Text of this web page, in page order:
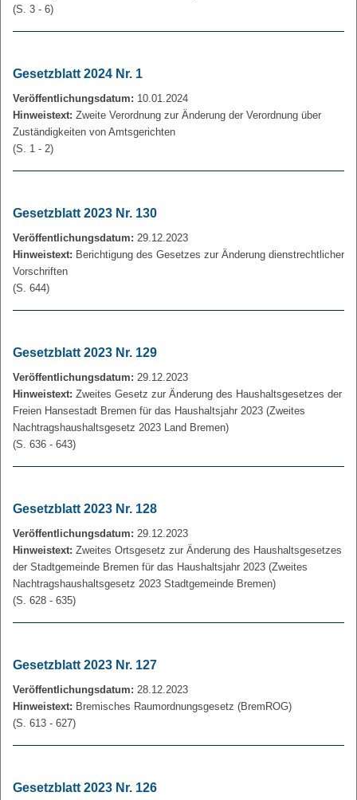
(S. 3 - 6)
Gesetzblatt 2024 Nr. 1
Veröffentlichungsdatum: 10.01.2024
Hinweistext: Zweite Verordnung zur Änderung der Verordnung über
Zuständigkeiten von Amtsgerichten
(S. 1 - 2)
Gesetzblatt 2023 Nr. 130
Veröffentlichungsdatum: 29.12.2023
Hinweistext: Berichtigung des Gesetzes zur Änderung dienstrechtlicher
Vorschriften
(S. 644)
Gesetzblatt 2023 Nr. 129
Veröffentlichungsdatum: 29.12.2023
Hinweistext: Zweites Gesetz zur Änderung des Haushaltsgesetzes der
Freien Hansestadt Bremen für das Haushaltsjahr 2023 (Zweites
Nachtragshaushaltsgesetz 2023 Land Bremen)
(S. 636 - 643)
Gesetzblatt 2023 Nr. 128
Veröffentlichungsdatum: 29.12.2023
Hinweistext: Zweites Ortsgesetz zur Änderung des Haushaltsgesetzes
der Stadtgemeinde Bremen für das Haushaltsjahr 2023 (Zweites
Nachtragshaushaltsgesetz 2023 Stadtgemeinde Bremen)
(S. 628 - 635)
Gesetzblatt 2023 Nr. 127
Veröffentlichungsdatum: 28.12.2023
Hinweistext: Bremisches Raumordnungsgesetz (BremROG)
(S. 613 - 627)
Gesetzblatt 2023 Nr. 126